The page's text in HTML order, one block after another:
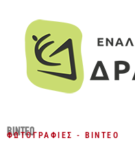
ΒΊΝΤΕΟ
ΦΩΤΟΓΡΑΦΊΕΣ - ΒΊΝΤΕΟ